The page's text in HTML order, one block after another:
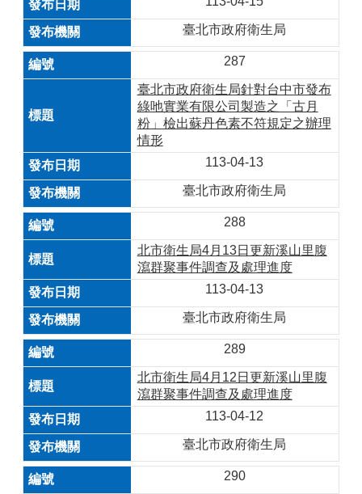
臺北市政府衛生局
287
臺北市政府衛生局針對台中市發布
綠吔實業有限公司製造之「古月
粉」檢出蘇丹色素不符規定之辦理
情形
113-04-13
臺北市政府衛生局
288
北市衛生局4月13日更新溪山里腹
瀉群聚事件調查及處理進度
113-04-13
臺北市政府衛生局
289
北市衛生局4月12日更新溪山里腹
瀉群聚事件調查及處理進度
113-04-12
臺北市政府衛生局
290